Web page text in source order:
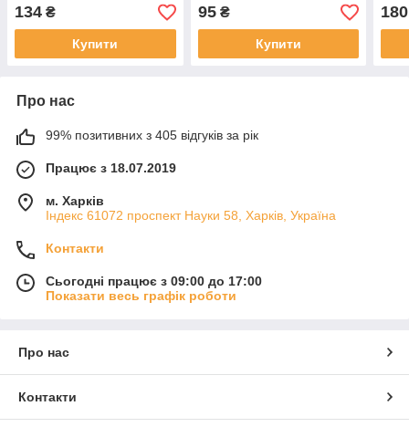
134 ₴
Купити
95₴
Купити
180
Про нас
99% позитивних з 405 відгуків за рік
Працює з 18.07.2019
м. Харків
Індекс 61072 проспект Науки 58, Харків, Україна
Контакти
Сьогодні працює з 09:00 до 17:00
Показати весь графік роботи
Про нас
Контакти